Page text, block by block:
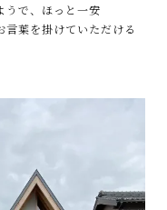
うで、ほっと一安
葉を掛けていただける